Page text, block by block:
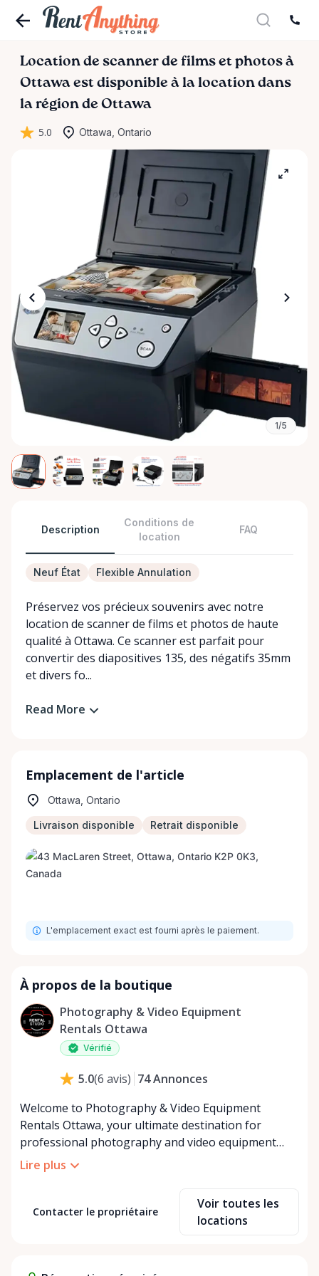
Location de scanner de films et photos à
Ottawa est disponible à la location dans
la région de Ottawa
5.0 Ottawa, Ontario
1/5
Description
Conditions de
location
FAQ
Neuf État Flexible Annulation
Préservez vos précieux souvenirs avec notre
location de scanner de films et photos de haute
qualité à Ottawa. Ce scanner est parfait pour
convertir des diapositives 135, des négatifs 35mm
et divers fo...
Read More
Emplacement de l'article
Ottawa, Ontario
Livraison disponible Retrait disponible
L'emplacement exact est fourni après le paiement.
À propos de la boutique
Photography & Video Equipment
Rentals Ottawa
Vérifié
5.0(6 avis) 74Annonces
Welcome to Photography & Video Equipment
Rentals Ottawa, your ultimate destination for
professional photography and video equipment
rentals in Ottawa, catering to your creative and
project needs through the Rent Anything Store
camera gear, lenses, lighting, and accessories, we
empower filmmakers, photographers, and visual
Lire plus
Contacter le propriétaire
Voir toutes les
locations